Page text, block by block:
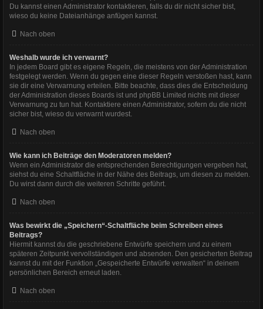
Du kannst einen Administrator kontaktieren, falls du dir nicht sicher bist,
wieso du keine Dateianhänge anfügen kannst.
Nach oben
Weshalb wurde ich verwarnt?
In jedem Board gibt es eigene Regeln, die meistens von der Administration
festgelegt werden. Wenn du gegen eine dieser Regeln verstoßen hast, kann
sie dir eine Verwarnung erteilen. Bitte beachte, dass dies die Entscheidung
der Administration dieses Boards ist und phpBB Limited nichts mit dieser
Verwarnung zu tun hat. Kontaktiere einen Administrator, sofern du die nicht
sicher bist, wieso du verwarnt wurdest.
Nach oben
Wie kann ich Beiträge den Moderatoren melden?
Wenn ein Administrator die entsprechenden Berechtigungen vergeben hat,
siehst du eine Schaltfläche in der Nähe des Beitrags, um diesen zu melden.
Du wirst dann durch die weiteren Schritte geführt.
Nach oben
Was bewirkt die „Speichern“-Schaltfläche beim Schreiben eines
Beitrags?
Hiermit kannst du die geschriebene Entwürfe speichern und zu einem
späteren Zeitpunkt vervollständigen und absenden. Den gesicherten Beitrag
kannst du mit der Funktion „Gespeicherte Entwürfe verwalten“ in deinem
persönlichen Bereich erneut laden.
Nach oben